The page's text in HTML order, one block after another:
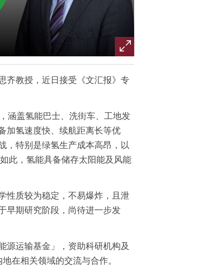
齐教授，近日接受《文汇报》专
涵盖氢能巴士、洗街车、工地发
加氢速度快、续航距离长等优
，特别是绿氢生产成本高昂，以
此，氢能具备储存太阳能及风能
性质较为稳定，不易爆炸，且泄
早期研究阶段，尚待进一步发
源运输基金」，资助科研机构及
在相关领域的交流与合作。